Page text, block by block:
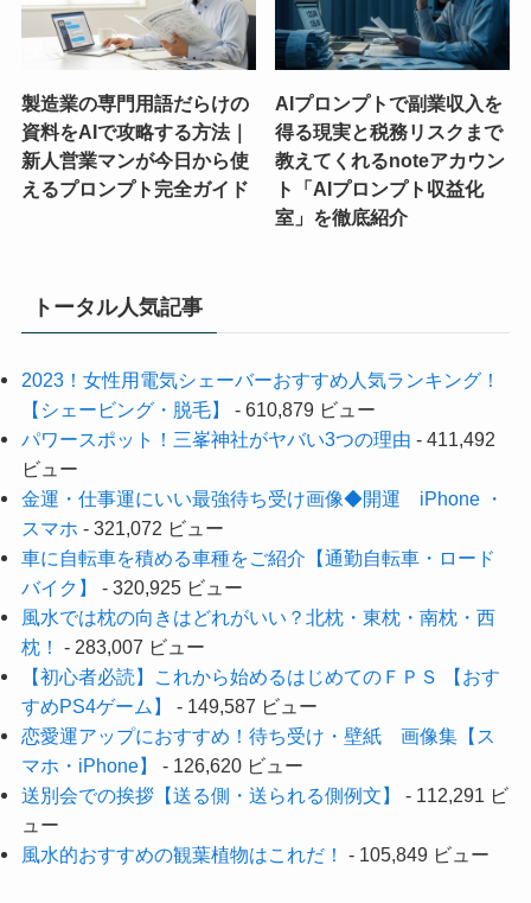
製造業の専門用語だらけの
資料をAIで攻略する方法｜
新人営業マンが今日から使
えるプロンプト完全ガイド
AIプロンプトで副業収入を
得る現実と税務リスクまで
教えてくれるnoteアカウン
ト「AIプロンプト収益化
室」を徹底紹介
トータル人気記事
2023！女性用電気シェーバーおすすめ人気ランキング！
【シェービング・脱毛】
- 610,879 ビュー
パワースポット！三峯神社がヤバい3つの理由 - 411,492
ビュー
金運・仕事運にいい最強待ち受け画像◆開運 iPhone ・
スマホ - 321,072 ビュー
車に自転車を積める車種をご紹介【通勤自転車・ロード
バイク】
- 320,925 ビュー
風水では枕の向きはどれがいい？北枕・東枕・南枕・西
枕！
- 283,007 ビュー
【初心者必読】これから始めるはじめてのＦＰＳ 【おす
すめPS4ゲーム】
- 149,587 ビュー
恋愛運アップにおすすめ！待ち受け・壁紙 画像集【ス
マホ・iPhone】
- 126,620 ビュー
送別会での挨拶【送る側・送られる側例文】
- 112,291 ビ
ュー
風水的おすすめの観葉植物はこれだ！
- 105,849 ビュー